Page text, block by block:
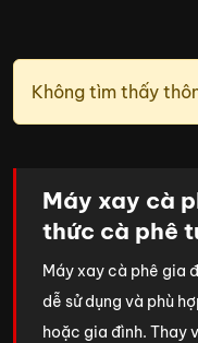
Không tìm thấy
Máy xay cà
thức cà phê
Máy xay cà phê gia
dễ sử dụng và phù
hoặc gia đình. Thay